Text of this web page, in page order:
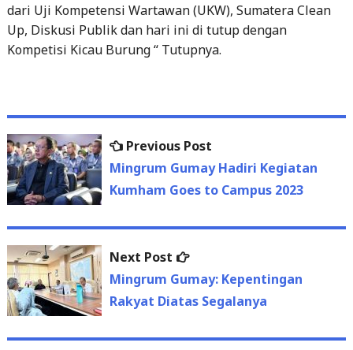
dari Uji Kompetensi Wartawan (UKW), Sumatera Clean
Up, Diskusi Publik dan hari ini di tutup dengan
Kompetisi Kicau Burung “ Tutupnya.
Post
navigation
Previous Post
post:
Mingrum Gumay Hadiri Kegiatan
Kumham Goes to Campus 2023
Next Post
Next
post:
Mingrum Gumay: Kepentingan
Rakyat Diatas Segalanya